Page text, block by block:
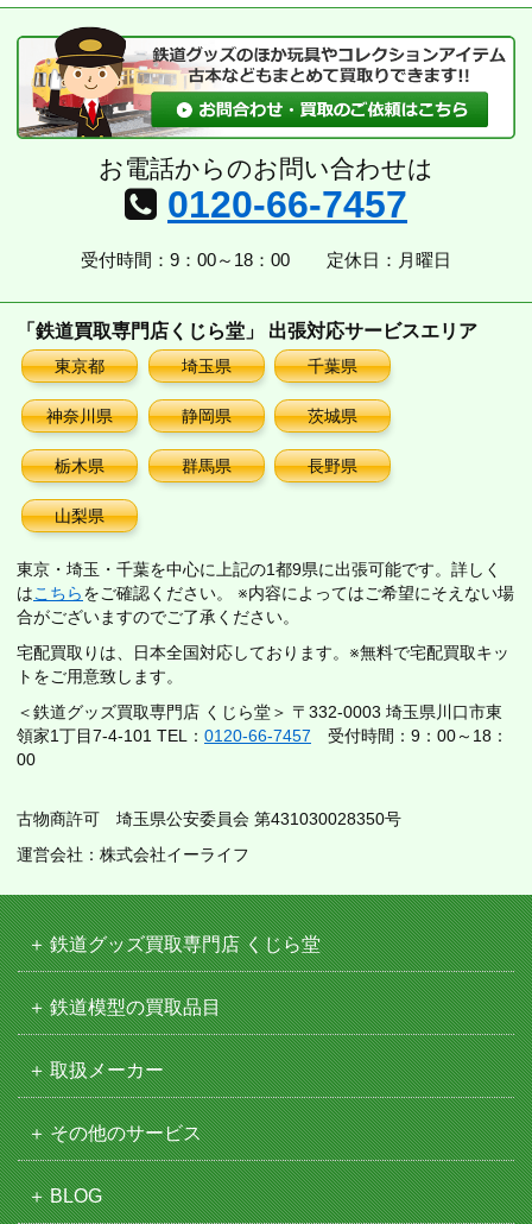
ブ
お電話からのお問い合わせは
0120-66-7457
受付時間：9：00～18：00 定休日：月曜日
「鉄道買取専門店くじら堂」 出張対応サービスエリア
東京都 埼玉県 千葉県
神奈川県 静岡県 茨城県
栃木県 群馬県 長野県
山梨県
東京・埼玉・千葉を中心に上記の1都9県に出張可能です。詳しく
はこちらをご確認ください。 ※内容によってはご希望にそえない場
合がございますのでご了承ください。
宅配買取りは、日本全国対応しております。※無料で宅配買取キッ
トをご用意致します。
＜鉄道グッズ買取専門店 くじら堂＞ 〒332-0003 埼玉県川口市東
領家1丁目7-4-101 TEL： 0120-66-7457 受付時間：9：00～18：
00
古物商許可 埼玉県公安委員会 第431030028350号
運営会社：株式会社イーライフ
鉄道グッズ買取専門店 くじら堂
鉄道模型の買取品目
取扱メーカー
その他のサービス
BLOG